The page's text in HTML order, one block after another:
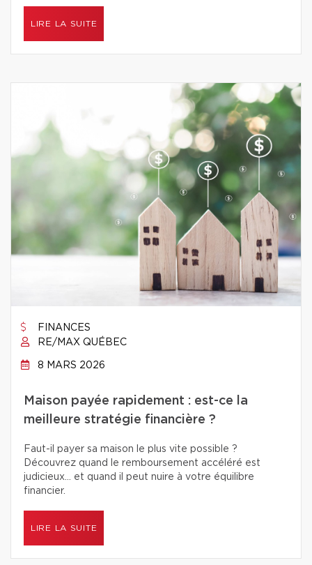
LIRE LA SUITE
FINANCES
RE/MAX QUÉBEC
8 MARS 2026
Maison payée rapidement : est-ce la
meilleure stratégie financière ?
Faut-il payer sa maison le plus vite possible ?
Découvrez quand le remboursement accéléré est
judicieux… et quand il peut nuire à votre équilibre
financier.
LIRE LA SUITE